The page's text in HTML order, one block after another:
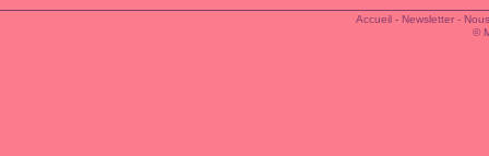
Accueil- Newsletter-
©